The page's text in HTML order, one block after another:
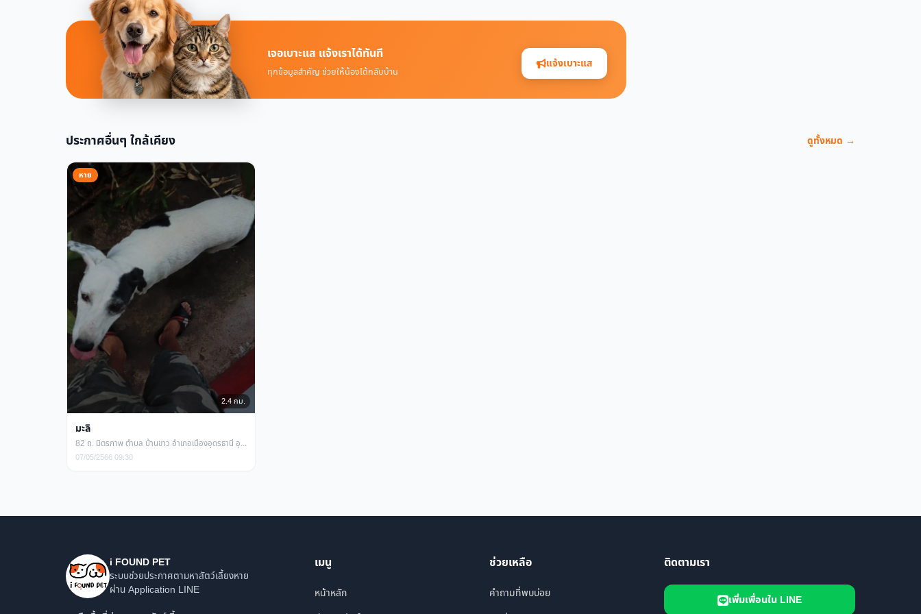
เจอเบาะแส แจ้งเราได้ทันที
ทุกข้อมูลสำคัญ ช่วยให้น้องได้กลับบ้าน
แจ้งเบาะแส
ประกาศอื่นๆ ใกล้เคียง ดูทั้งหมด →
หาย
2.4 กม.
มะลิ
82 ถ. มิตรภาพ ตำบล บ้านขาว อำเภอเมืองอุดรธานี อุดรธานี
07/05/2566 09:30
i FOUND PET
ระบบช่วยประกาศตามหาสัตว์เลี้ยงหาย
ผ่าน Application LINE
เมนู
หน้าหลัก
ช่วยเหลือ
คำถามที่พบบ่อย
ติดตามเรา
เพิ่มเพื่อนใน LINE